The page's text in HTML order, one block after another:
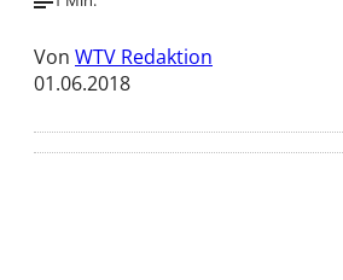
Von WTV Redaktion
01.06.2018